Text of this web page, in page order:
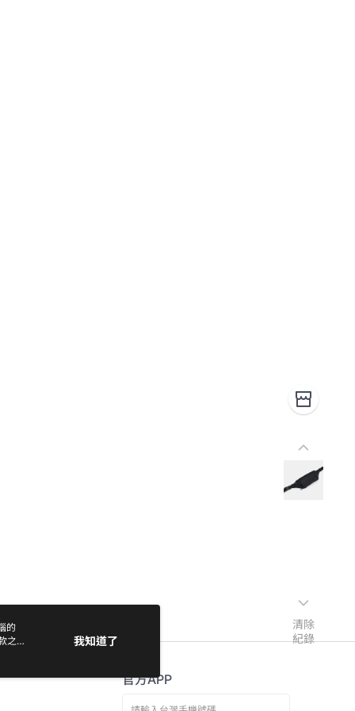
官方APP
清除
紀錄
的
之
我知道了